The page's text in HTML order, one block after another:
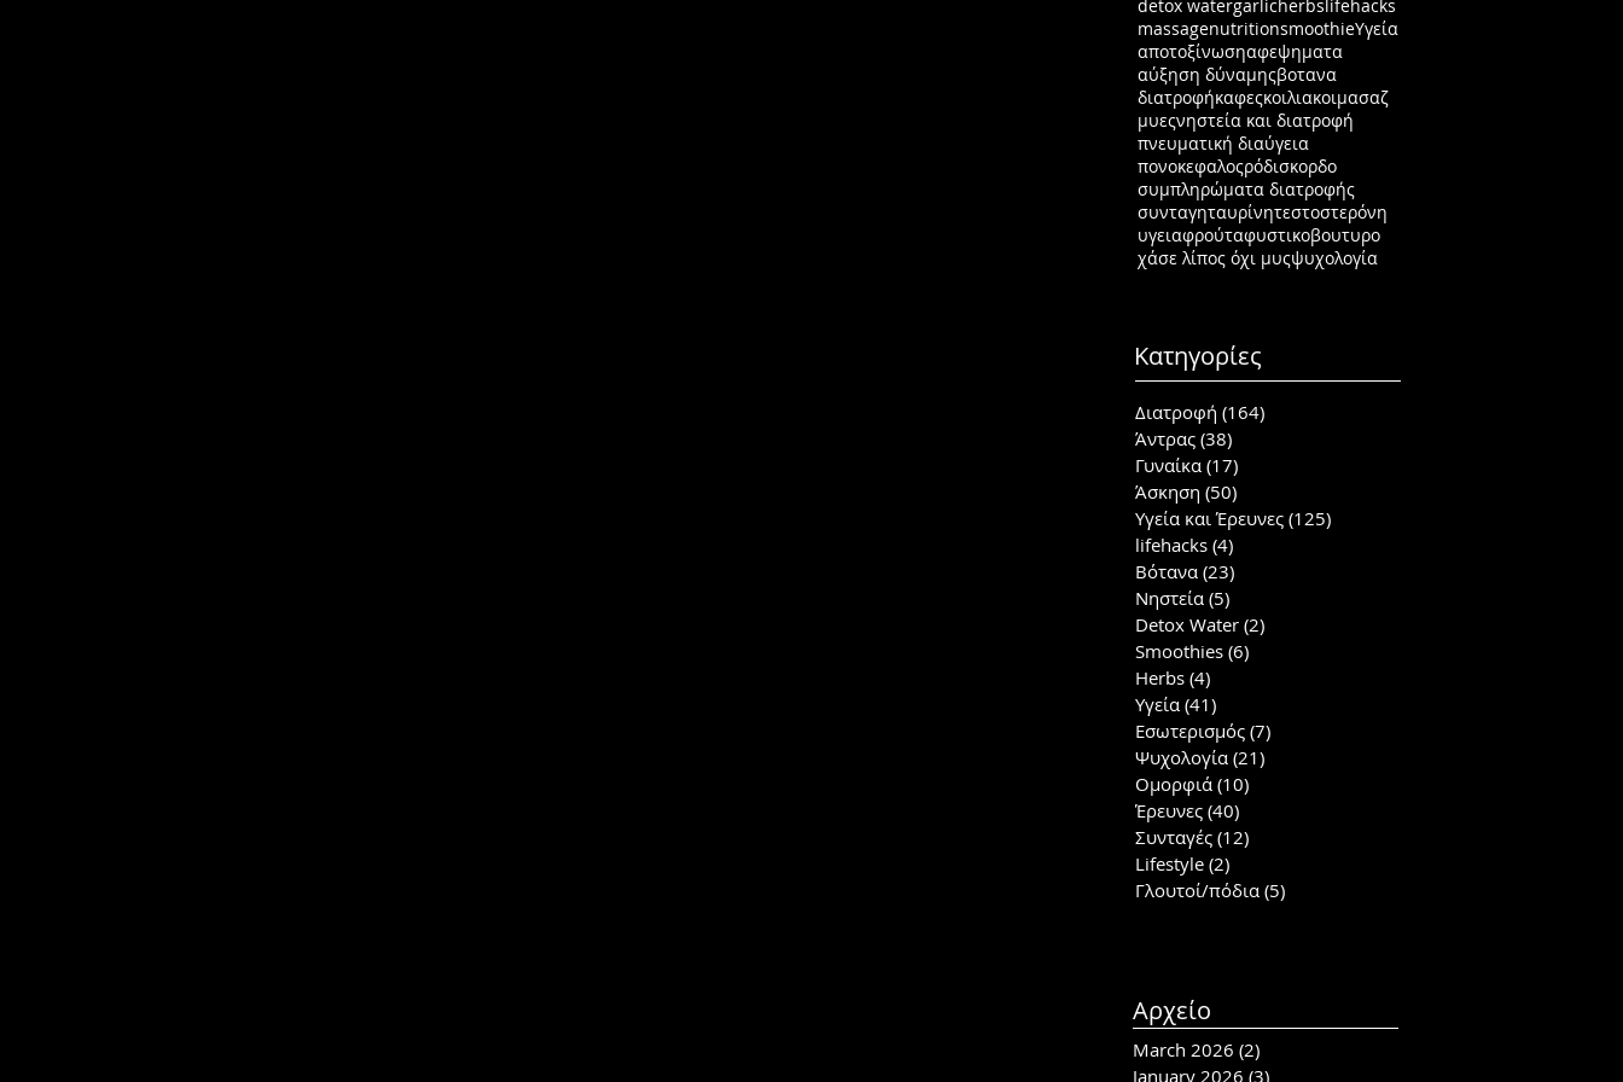
detox watergarlicherbs lifehacks
massagenutritionsmoothieΥγεία
αποτοξίνωσηαφεψηματα
αύξηση δύναμηςβοτανα
διατροφήκαφεςκοιλιακοιμασαζ
μυεςνηστεία και διατροφή
πνευματική διαύγεια
πονοκεφαλοςρόδισκορδο
συμπληρώματα διατροφής
συνταγηταυρίνητεστοστερόνη
υγειαφρούταφυστικοβουτυρο
χάσε λίπος όχι μυςψυχολογία
Κατηγορίες
Διατροφή (164)
Άντρας (38)
Γυναίκα (17)
Άσκηση (50)
Υγεία και Έρευνες (125)
lifehacks (4)
Βότανα (23)
Νηστεία (5)
Detox Water (2)
Smoothies (6)
Herbs (4)
Υγεία (41)
Εσωτερισμός (7)
Ψυχολογία (21)
Ομορφιά (10)
Έρευνες (40)
Συνταγές (12)
Lifestyle (2)
Γλουτοί/πόδια (5)
Αρχείο
March 2026 (2)
January 2026 (3)